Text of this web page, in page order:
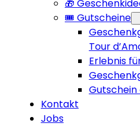
🎁
🎟️ Gutscheine
Tour
Erlebnis
Gutschein
Kontakt
Jobs